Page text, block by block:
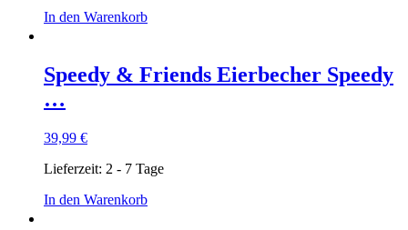
In den Warenkorb
Speedy & Friends Eierbecher Speedy
…
39,99 €
Lieferzeit: 2 - 7 Tage
In den Warenkorb